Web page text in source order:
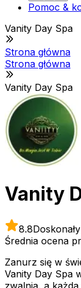
Pomoc &
Vanity Day Spa
Strona główna
Strona główna
Vanity Day Spa
Vanity
8.8Doskonały
Średnia ocena
Zanurz się w
Vanity Day Spa
zwalnia, a